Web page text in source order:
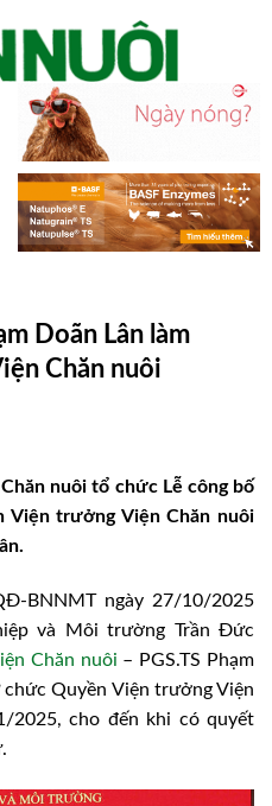
Doãn Lân làm
Chăn nuôi
nuôi tổ chức Lễ công bố
Viện trưởng Viện Chăn nuôi
BNNMT ngày 27/10/2025
và Môi trường Trần Đức
Chăn nuôi – PGS.TS Phạm
Quyền Viện trưởng Viện
2025, cho đến khi có quyết